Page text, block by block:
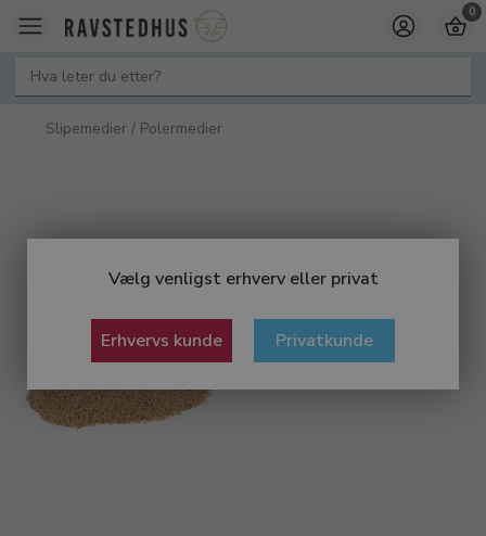
Vælg venligst erhverv eller privat
Erhvervs kunde Privatkunde
0
Slipemedier / Polermedier